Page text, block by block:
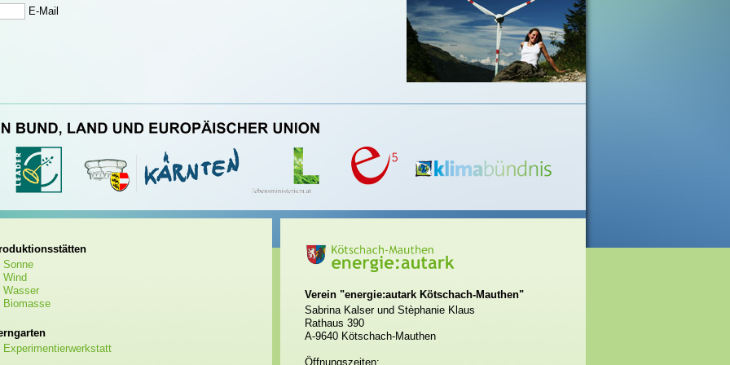
E-Mail
Sonne
Wind
Wasser
Biomasse
Experimentierwerkstatt
Verein "energie:autark Kötschach-Mauthen"
Sabrina Kalser und Stèphanie Klaus
Rathaus 390
A-9640 Kötschach-Mauthen
Öffnungszeiten: